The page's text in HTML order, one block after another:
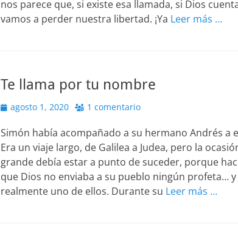
nos parece que, si existe esa llamada, si Dios
vamos a perder nuestra libertad. ¡Ya Leer más …
Te llama por tu nombre
Publicado
agosto 1, 2020 1 comentario
Simón había acompañado a su hermano Andrés a
Era un viaje largo, de Galilea a Judea, pero la
grande debía estar a punto de suceder, porque
que Dios no enviaba a su pueblo ningún profeta… y
realmente uno de ellos. Durante su Leer más …